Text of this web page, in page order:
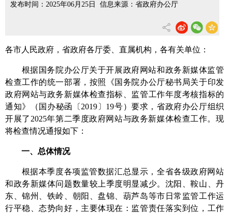
发布时间：2025年06月25日 信息来源：省政府办公厅
各市人民政府，省政府各厅委、直属机构，各有关单位：
根据国务院办公厅关于开展政府网站和政务新媒体监管
检查工作的统一部署，按照《国务院办公厅秘书局关于印发
政府网站与政务新媒体检查指标、监管工作年度考核指标的
通知》（国办秘函
〔2019〕 19号）要求，省政府办公厅组织
开展了2025年第二季度政府网站与政务新媒体检查工作。现
将检查情况通报如下：
一、总体情况
根据本季度各项监管数据汇总显示，全省各级政府网站
和政务新媒体问题数量较上季度明显减少。 沈阳、鞍山、丹
东、锦州、铁岭、朝阳、盘锦、葫芦岛等市日常监管工作运
行平稳、态势向好，主要体现在：监管责任落实到位，工作